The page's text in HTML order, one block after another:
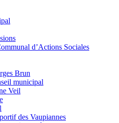
d’Actions Sociales
Brun
municipal
Veil
des Vaupiannes